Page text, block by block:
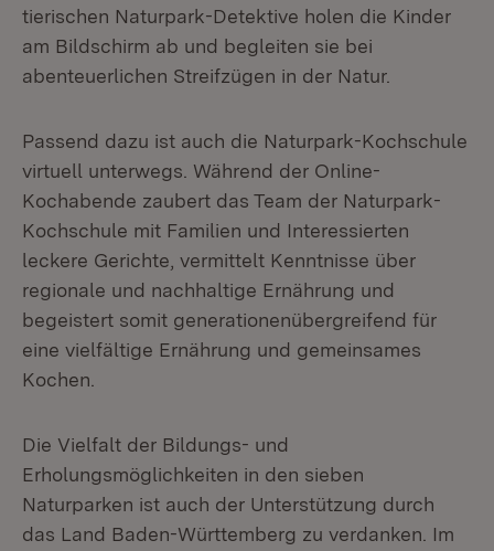
tierischen Naturpark-Detektive holen die Kinder
am Bildschirm ab und begleiten sie bei
abenteuerlichen Streifzügen in der Natur.
Passend dazu ist auch die Naturpark-Kochschule
virtuell unterwegs. Während der Online-
Kochabende zaubert das Team der Naturpark-
Kochschule mit Familien und Interessierten
leckere Gerichte, vermittelt Kenntnisse über
regionale und nachhaltige Ernährung und
begeistert somit generationenübergreifend für
eine vielfältige Ernährung und gemeinsames
Kochen.
Die Vielfalt der Bildungs- und
Erholungsmöglichkeiten in den sieben
Naturparken ist auch der Unterstützung durch
das Land Baden-Württemberg zu verdanken. Im